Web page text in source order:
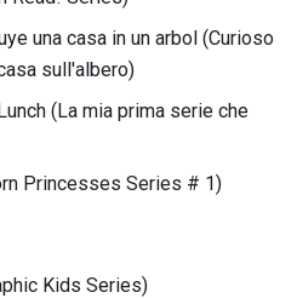
una casa in un arbol (Curioso
sull'albero)
(La mia prima serie che
Princesses Series # 1)
Kids Series)